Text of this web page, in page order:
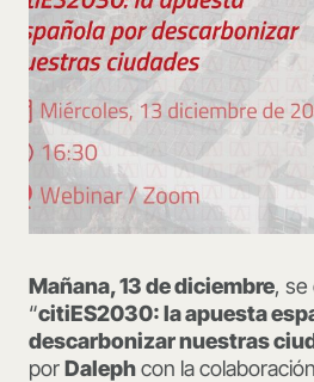
Mañana, 13 de diciembre, se
“citiES2030: la apuesta
descarbonizar nuestras
porDalephcon la